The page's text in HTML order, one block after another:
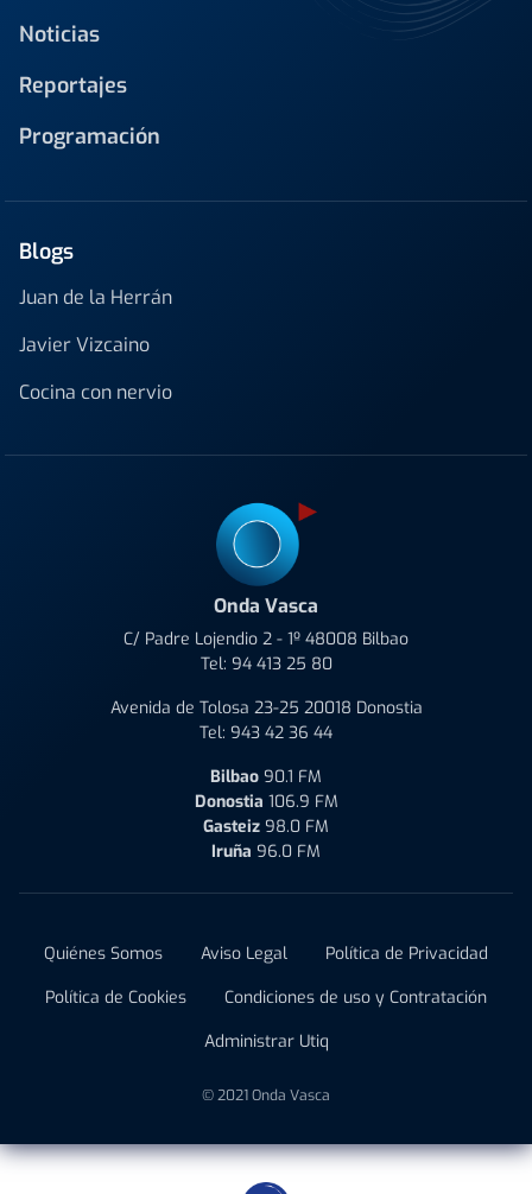
Noticias
Reportajes
Programación
Blogs
Juan de la Herrán
Javier Vizcaino
Cocina con nervio
Onda Vasca
C/ Padre Lojendio 2 - 1º 48008 Bilbao
Tel: 94 413 25 80
Avenida de Tolosa 23-25 20018 Donostia
Tel: 943 42 36 44
Bilbao 90.1 FM
Donostia 106.9 FM
Gasteiz 98.0 FM
Iruña 96.0 FM
Quiénes Somos Aviso Legal
Política de Privacidad
Política de Cookies
Condiciones de uso y Contratación
Administrar Utiq
© 2021 Onda Vasca